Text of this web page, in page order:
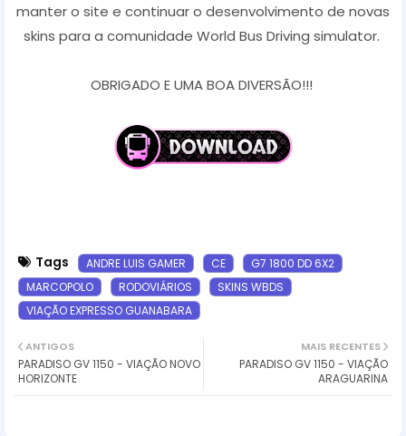
manter o site e continuar o desenvolvimento de novas
skins para a comunidade World Bus Driving simulator.
OBRIGADO E UMA BOA DIVERSÃO!!!
Tags ANDRE LUIS GAMER CE
G7 1800 DD 6X2
MARCOPOLO
RODOVIÁRIOS
SKINS WBDS
VIAÇÃO EXPRESSO GUANABARA
MAIS RECENTES
PARADISO GV 1150 - VIAÇÃO
ARAGUARINA
ANTIGOS
PARADISO GV 1150 - VIAÇÃO NOVO
HORIZONTE